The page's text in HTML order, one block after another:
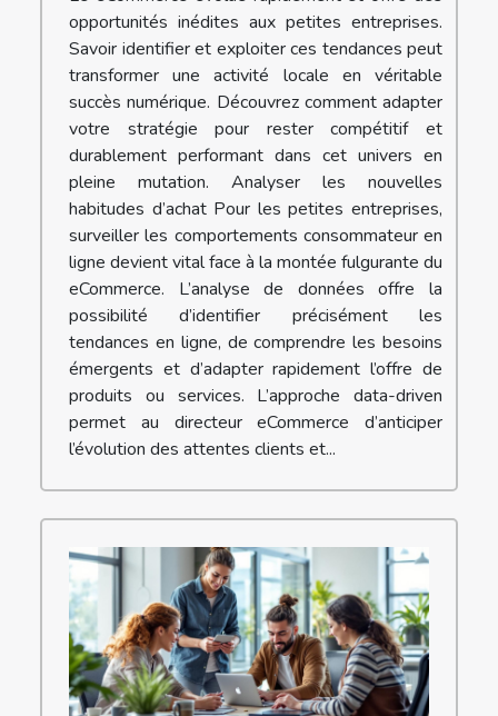
opportunités inédites aux petites entreprises.
Savoir identifier et exploiter ces tendances peut
transformer une activité locale en véritable
succès numérique. Découvrez comment adapter
votre stratégie pour rester compétitif et
durablement performant dans cet univers en
pleine mutation. Analyser les nouvelles
habitudes d’achat Pour les petites entreprises,
surveiller les comportements consommateur en
ligne devient vital face à la montée fulgurante du
eCommerce. L’analyse de données offre la
possibilité d’identifier précisément les
tendances en ligne, de comprendre les besoins
émergents et d’adapter rapidement l’offre de
produits ou services. L’approche data-driven
permet au directeur eCommerce d’anticiper
l’évolution des attentes clients et...